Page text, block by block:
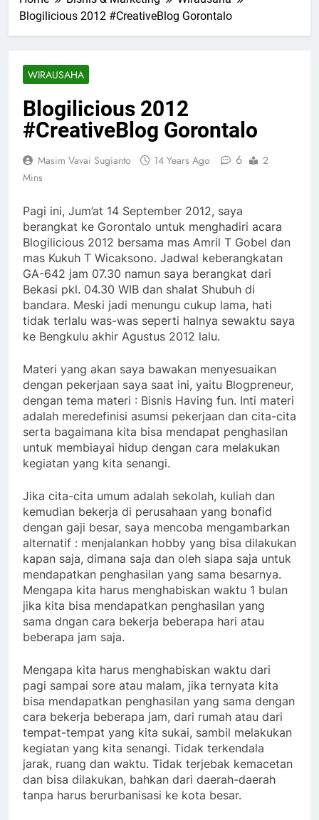
Blogilicious 2012 #CreativeBlog Gorontalo
WIRAUSAHA
Blogilicious 2012
#CreativeBlog Gorontalo
Masim Vavai Sugianto 14 Years Ago 6
2
Mins
Pagi ini, Jum’at 14 September 2012, saya
berangkat ke Gorontalo untuk menghadiri acara
Blogilicious 2012 bersama mas Amril T Gobel dan
mas Kukuh T Wicaksono. Jadwal keberangkatan
GA-642 jam 07.30 namun saya berangkat dari
Bekasi pkl. 04.30 WIB dan shalat Shubuh di
bandara. Meski jadi menungu cukup lama, hati
tidak terlalu was-was seperti halnya sewaktu saya
ke Bengkulu akhir Agustus 2012 lalu.
Materi yang akan saya bawakan menyesuaikan
dengan pekerjaan saya saat ini, yaitu Blogpreneur,
dengan tema materi : Bisnis Having fun. Inti materi
adalah meredefinisi asumsi pekerjaan dan cita-cita
serta bagaimana kita bisa mendapat penghasilan
untuk membiayai hidup dengan cara melakukan
kegiatan yang kita senangi.
Jika cita-cita umum adalah sekolah, kuliah dan
kemudian bekerja di perusahaan yang bonafid
dengan gaji besar, saya mencoba mengambarkan
alternatif : menjalankan hobby yang bisa dilakukan
kapan saja, dimana saja dan oleh siapa saja untuk
mendapatkan penghasilan yang sama besarnya.
Mengapa kita harus menghabiskan waktu 1 bulan
jika kita bisa mendapatkan penghasilan yang
sama dngan cara bekerja beberapa hari atau
beberapa jam saja.
Mengapa kita harus menghabiskan waktu dari
pagi sampai sore atau malam, jika ternyata kita
bisa mendapatkan penghasilan yang sama dengan
cara bekerja beberapa jam, dari rumah atau dari
tempat-tempat yang kita sukai, sambil melakukan
kegiatan yang kita senangi. Tidak terkendala
jarak, ruang dan waktu. Tidak terjebak kemacetan
dan bisa dilakukan, bahkan dari daerah-daerah
tanpa harus berurbanisasi ke kota besar.